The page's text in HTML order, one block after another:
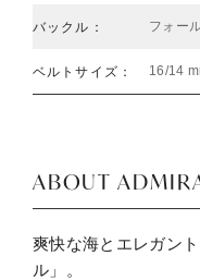
バックル： フォー
ベルトサイズ： 16/14
ABOUT
爽快な海とエレガン
ル」。